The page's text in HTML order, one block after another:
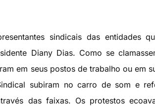
sindicais das entidades
Diany Dias. Como se
em seus postos de trabalho ou em
subiram no carro de som e
das faixas. Os protestos